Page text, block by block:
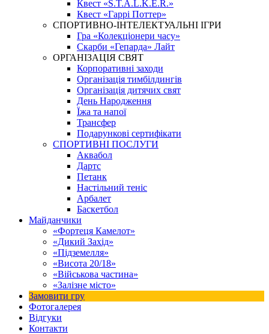
Квест «S.T.A.L.K.E.R.»
Квест «Гаррі Поттер»
СПОРТИВНО-ІНТЕЛЕКТУАЛЬНІ ІГРИ
Гра «Колекціонери часу»
Скарби «Гепарда» Лайт
ОРГАНІЗАЦІЯ СВЯТ
Корпоративні заходи
Організація тимбілдингів
Організація дитячих свят
День Народження
Їжа та напої
Трансфер
Подарункові сертифікати
СПОРТИВНІ ПОСЛУГИ
Аквабол
Дартс
Петанк
Настільний теніс
Арбалет
Баскетбол
Майданчики
«Фортеця Камелот»
«Дикий Захід»
«Підземелля»
«Висота 20/18»
«Військова частина»
«Залізне місто»
Замовити гру
Фотогалерея
Відгуки
Контакти